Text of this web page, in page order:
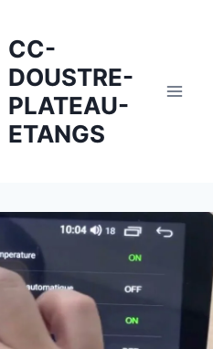
CC-
DOUSTRE-
PLATEAU-
ETANGS